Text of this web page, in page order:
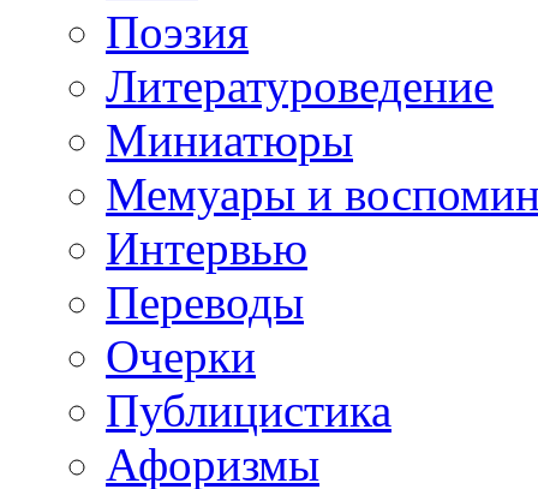
Поэзия
Литературоведение
Миниатюры
Мемуары и
Интервью
Переводы
Очерки
Публицистика
Афоризмы